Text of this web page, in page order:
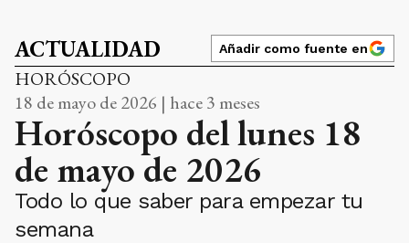
ACTUALIDAD Añadir como fuente en
HORÓSCOPO
18 de mayo de 2026 | hace 3 meses
Horóscopo del lunes 18
de mayo de 2026
Todo lo que saber para empezar tu
semana